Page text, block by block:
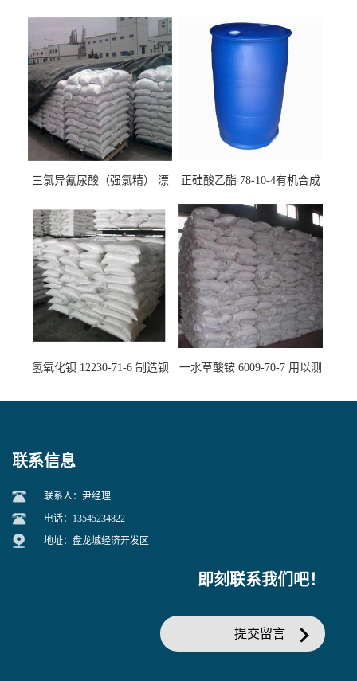
三氯异氰尿酸（强氯精） 漂
正硅酸乙酯 78-10-4有机合成
氢氧化钡 12230-71-6 制造钡
一水草酸铵 6009-70-7 用以测
联系信息
联系人：尹经理
电话：13545234822
地址：盘龙城经济开发区
即刻联系我们吧！
提交留言